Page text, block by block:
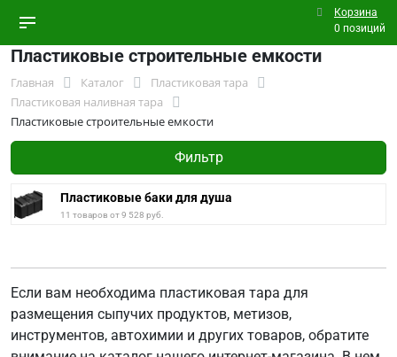
Корзина
0 позиций
Пластиковые строительные емкости
Главная Каталог
Пластиковая тара
Пластиковая наливная тара
Пластиковые строительные емкости
Фильтр
Пластиковые баки для душа
11 товаров от 9 528 руб.
Если вам необходима пластиковая тара для
размещения сыпучих продуктов, метизов,
инструментов, автохимии и других товаров, обратите